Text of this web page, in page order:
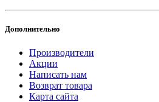
Дополнительно
Производители
Акции
Написать нам
Возврат товара
Карта сайта